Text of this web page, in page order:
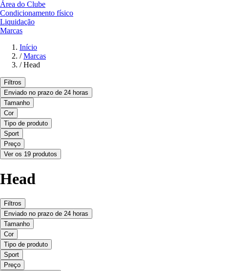
Área do Clube
Condicionamento físico
Liquidação
Marcas
Início
/ Marcas
/ Head
Filtros
Enviado no prazo de 24 horas
Tamanho
Cor
Tipo de produto
Sport
Preço
Ver os 19 produtos
Head
Filtros
Enviado no prazo de 24 horas
Tamanho
Cor
Tipo de produto
Sport
Preço